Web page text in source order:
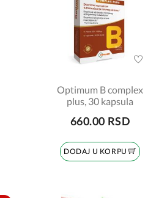
Optimum B complex
plus, 30 kapsula
660.00 RSD
DODAJ U KORPU